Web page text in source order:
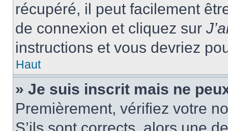
récupéré, il peut facilement
de connexion et cliquez sur
instructions et vous devriez
Haut
» Je suis inscrit mais ne
Premièrement, vérifiez votre